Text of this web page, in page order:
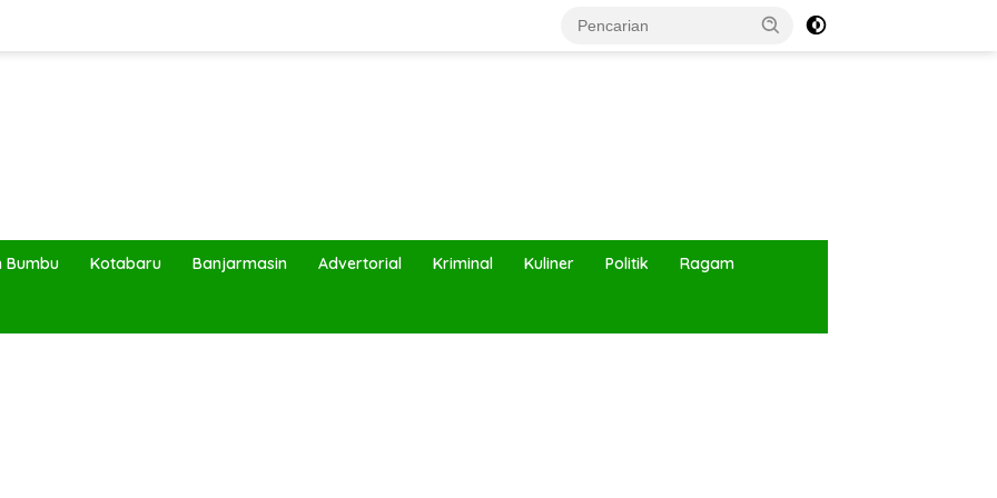
Bumbu Kotabaru Banjarmasin Advertorial Kriminal Kuliner Politik Ragam